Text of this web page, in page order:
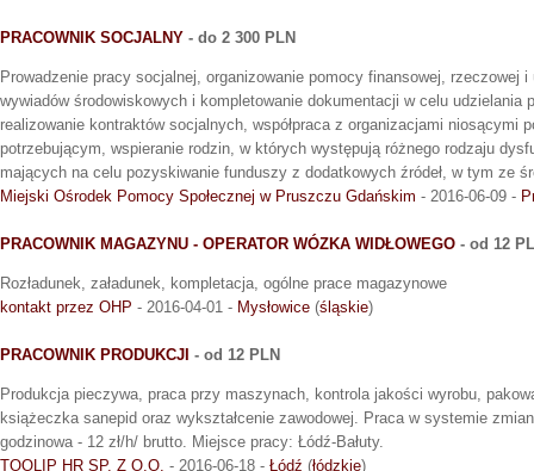
PRACOWNIK SOCJALNY - do 2 300 PLN
Prowadzenie pracy socjalnej, organizowanie pomocy finansowej, rzeczowej i
wywiadów środowiskowych i kompletowanie dokumentacji w celu udzielania
realizowanie kontraktów socjalnych, współpraca z organizacjami niosącymi
potrzebującym, wspieranie rodzin, w których występują różnego rodzaju
mających na celu pozyskiwanie funduszy z dodatkowych źródeł, w tym ze
Miejski Ośrodek Pomocy Społecznej w Pruszczu Gdańskim - 2016-06-09 -
PRACOWNIK MAGAZYNU - OPERATOR WÓZKA WIDŁOWEGO - od 12
Rozładunek, załadunek, kompletacja, ogólne prace magazynowe
kontakt przez OHP - 2016-04-01 - Mysłowice (śląskie)
PRACOWNIK PRODUKCJI - od 12 PLN
Produkcja pieczywa, praca przy maszynach, kontrola jakości wyrobu,
książeczka sanepid oraz wykształcenie zawodowej. Praca w systemie
godzinowa - 12 zł/h/ brutto. Miejsce pracy: Łódź-Bałuty.
TOOLIP HR SP. Z O.O. - 2016-06-18 - Łódź (łódzkie)